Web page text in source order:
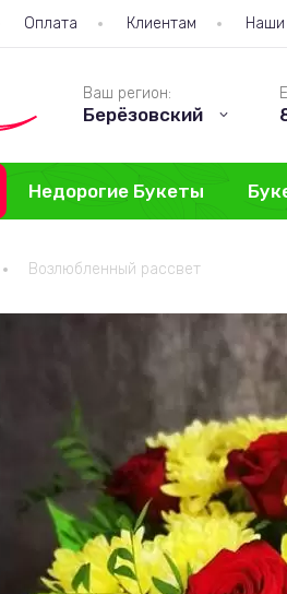
Оплата Клиентам Наши
Ваш регион:
Берёзовский
Недорогие Букеты
Возлюбленный рассвет